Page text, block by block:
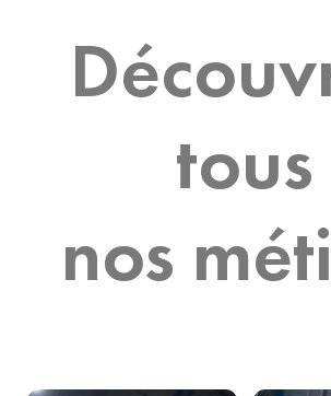
tous
nos